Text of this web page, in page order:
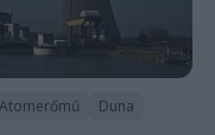
Atomerőmű Duna